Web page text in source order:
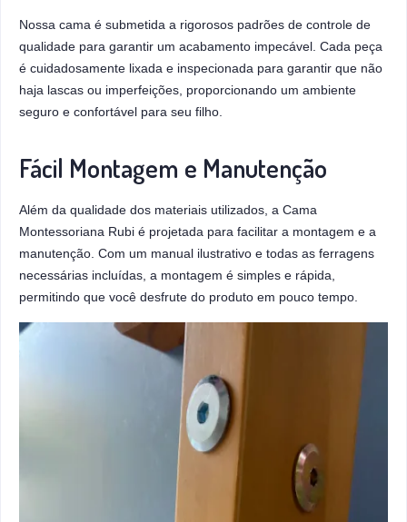
Nossa cama é submetida a rigorosos padrões de controle de
qualidade para garantir um acabamento impecável. Cada peça
é cuidadosamente lixada e inspecionada para garantir que não
haja lascas ou imperfeições, proporcionando um ambiente
seguro e confortável para seu filho.
Fácil Montagem e Manutenção
Além da qualidade dos materiais utilizados, a Cama
Montessoriana Rubi é projetada para facilitar a montagem e a
manutenção. Com um manual ilustrativo e todas as ferragens
necessárias incluídas, a montagem é simples e rápida,
permitindo que você desfrute do produto em pouco tempo.